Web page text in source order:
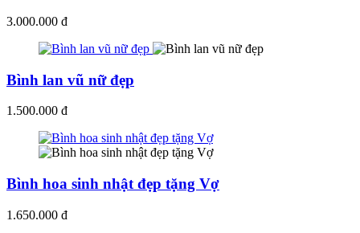
3.000.000 đ
Bình lan vũ nữ đẹp
1.500.000 đ
Bình hoa sinh nhật đẹp tặng Vợ
1.650.000 đ